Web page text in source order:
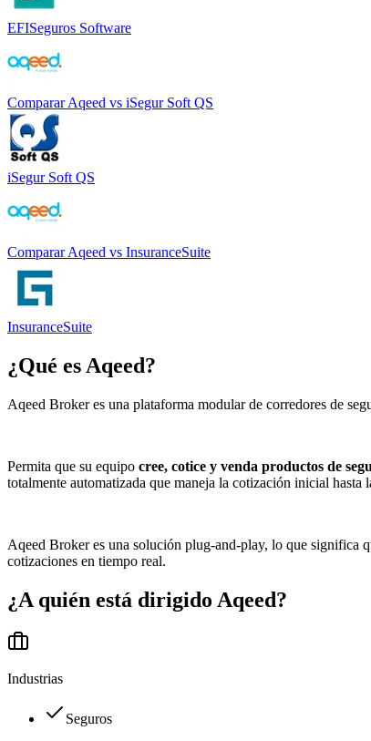
EFISeguros Software
Comparar Aqeed vs iSegur Soft QS
iSegur Soft QS
Comparar Aqeed vs InsuranceSuite
InsuranceSuite
¿Qué es Aqeed?
Aqeed Broker es una plataforma modular de corredores de
Permita que su equipo cree, cotice y venda productos de
totalmente automatizada que maneja la cotización inicial hasta
Aqeed Broker es una solución plug-and-play, lo que significa
cotizaciones en tiempo real.
¿A quién está dirigido Aqeed?
Industrias
Seguros